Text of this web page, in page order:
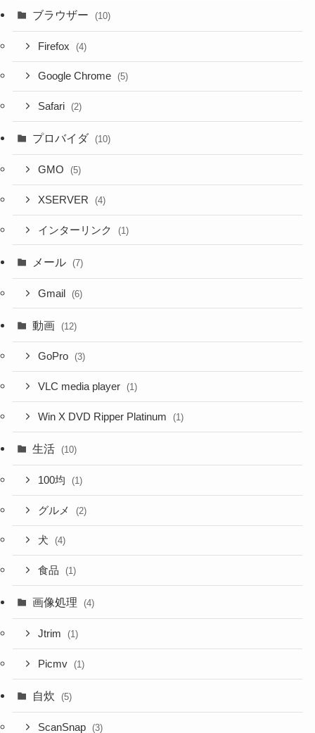
ブラウザー (10)
Firefox (4)
Google Chrome (5)
Safari (2)
プロバイダ (10)
GMO (5)
XSERVER (4)
インターリンク (1)
メール (7)
Gmail (6)
動画 (12)
GoPro (3)
VLC media player (1)
Win X DVD Ripper Platinum (1)
生活 (10)
100均 (1)
グルメ (2)
犬 (4)
食品 (1)
画像処理 (4)
Jtrim (1)
Picmv (1)
自炊 (5)
ScanSnap (3)